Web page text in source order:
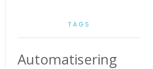
TAGS
Automatisering